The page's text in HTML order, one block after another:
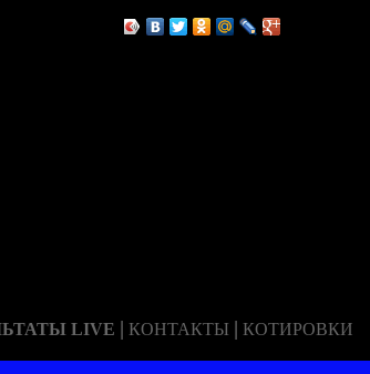
LIVE | КОНТАКТЫ | КОТИРОВКИ